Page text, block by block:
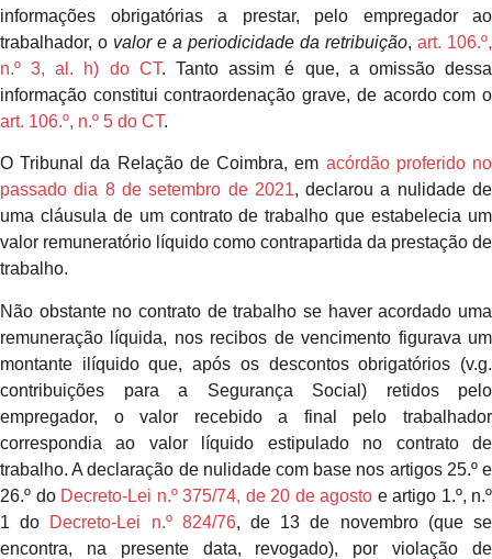
informações obrigatórias a prestar, pelo empregador ao
trabalhador, o valor e a periodicidade da retribuição, art. 106.º,
n.º 3, al. h) do CT. Tanto assim é que, a omissão dessa
informação constitui contraordenação grave, de acordo com o
art. 106.º, n.º 5 do CT.
O Tribunal da Relação de Coimbra, em acórdão proferido no
passado dia 8 de setembro de 2021, declarou a nulidade de
uma cláusula de um contrato de trabalho que estabelecia um
valor remuneratório líquido como contrapartida da prestação de
trabalho.
Não obstante no contrato de trabalho se haver acordado uma
remuneração líquida, nos recibos de vencimento figurava um
montante ilíquido que, após os descontos obrigatórios (v.g.
contribuições para a Segurança Social) retidos pelo
empregador, o valor recebido a final pelo trabalhador
correspondia ao valor líquido estipulado no contrato de
trabalho. A declaração de nulidade com base nos artigos 25.º e
26.º do Decreto-Lei n.º 375/74, de 20 de agosto e artigo 1.º, n.º
1 do Decreto-Lei n.º 824/76, de 13 de novembro (que se
encontra, na presente data, revogado), por violação de